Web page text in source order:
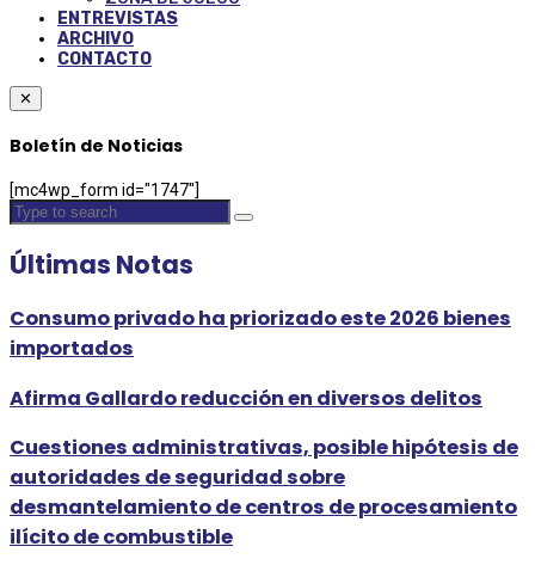
ENTREVISTAS
ARCHIVO
CONTACTO
✕
Boletín de Noticias
[mc4wp_form id="1747"]
Últimas Notas
Consumo privado ha priorizado este 2026 bienes
importados
Afirma Gallardo reducción en diversos delitos
Cuestiones administrativas, posible hipótesis de
autoridades de seguridad sobre
desmantelamiento de centros de procesamiento
ilícito de combustible